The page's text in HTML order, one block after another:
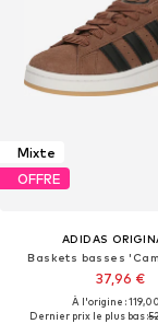
Mixte
OFFRE
ADIDAS
Baskets basses
37,96 €
À l'origine :
Dernier prix le plus bas :